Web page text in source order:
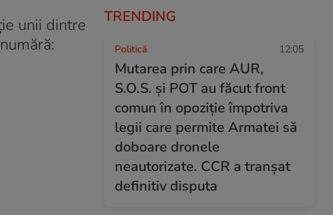
unii dintre
TRENDING
Politică 12:05
Mutarea prin care AUR,
S.O.S. și POT au făcut front
comun în opoziție împotriva
legii care permite Armatei să
doboare dronele
neautorizate. CCR a tranșat
definitiv disputa